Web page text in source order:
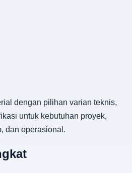
dengan pilihan varian teknis,
untuk kebutuhan proyek,
dan operasional.